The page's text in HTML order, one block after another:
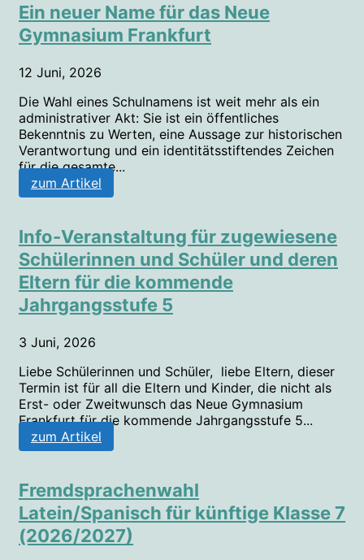
Ein neuer Name für das Neue
Gymnasium Frankfurt
12 Juni, 2026
Die Wahl eines Schulnamens ist weit mehr als ein
administrativer Akt: Sie ist ein öffentliches
Bekenntnis zu Werten, eine Aussage zur historischen
Verantwortung und ein identitätsstiftendes Zeichen
für die gesamte...
zum Artikel
Info-Veranstaltung für zugewiesene
Schülerinnen und Schüler und deren
Eltern für die kommende
Jahrgangsstufe 5
3 Juni, 2026
Liebe Schülerinnen und Schüler, liebe Eltern, dieser
Termin ist für all die Eltern und Kinder, die nicht als
Erst- oder Zweitwunsch das Neue Gymnasium
Frankfurt für die kommende Jahrgangsstufe 5...
zum Artikel
Fremdsprachenwahl
Latein/Spanisch für künftige Klasse 7
(2026/2027)